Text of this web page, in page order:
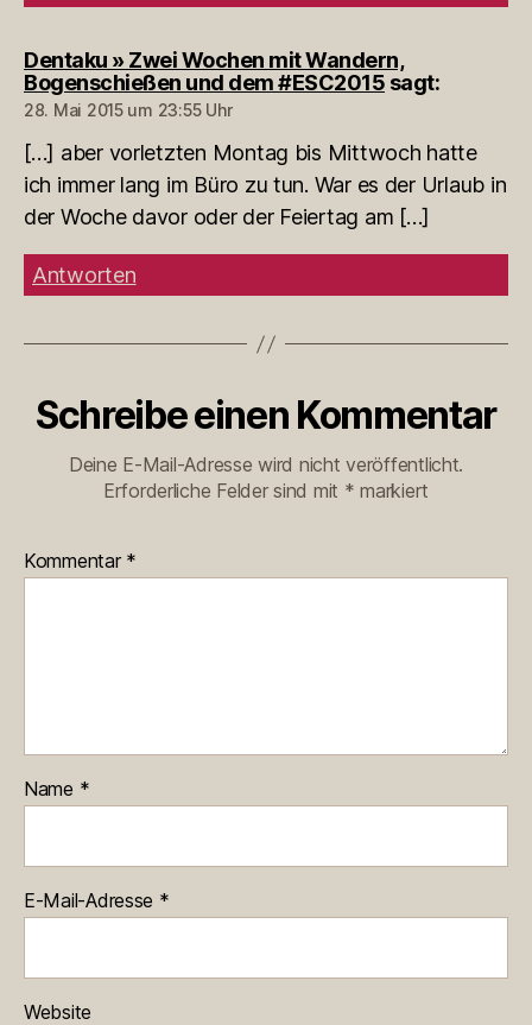
Dentaku » Zwei Wochen mit Wandern,
Bogenschießen und dem #ESC2015 sagt:
28. Mai 2015 um 23:55 Uhr
[…] aber vorletzten Montag bis Mittwoch hatte
ich immer lang im Büro zu tun. War es der Urlaub in
der Woche davor oder der Feiertag am […]
Antworten
Schreibe einen Kommentar
Deine E-Mail-Adresse wird nicht veröffentlicht.
Erforderliche Felder sind mit * markiert
Kommentar *
Name *
E-Mail-Adresse *
Website